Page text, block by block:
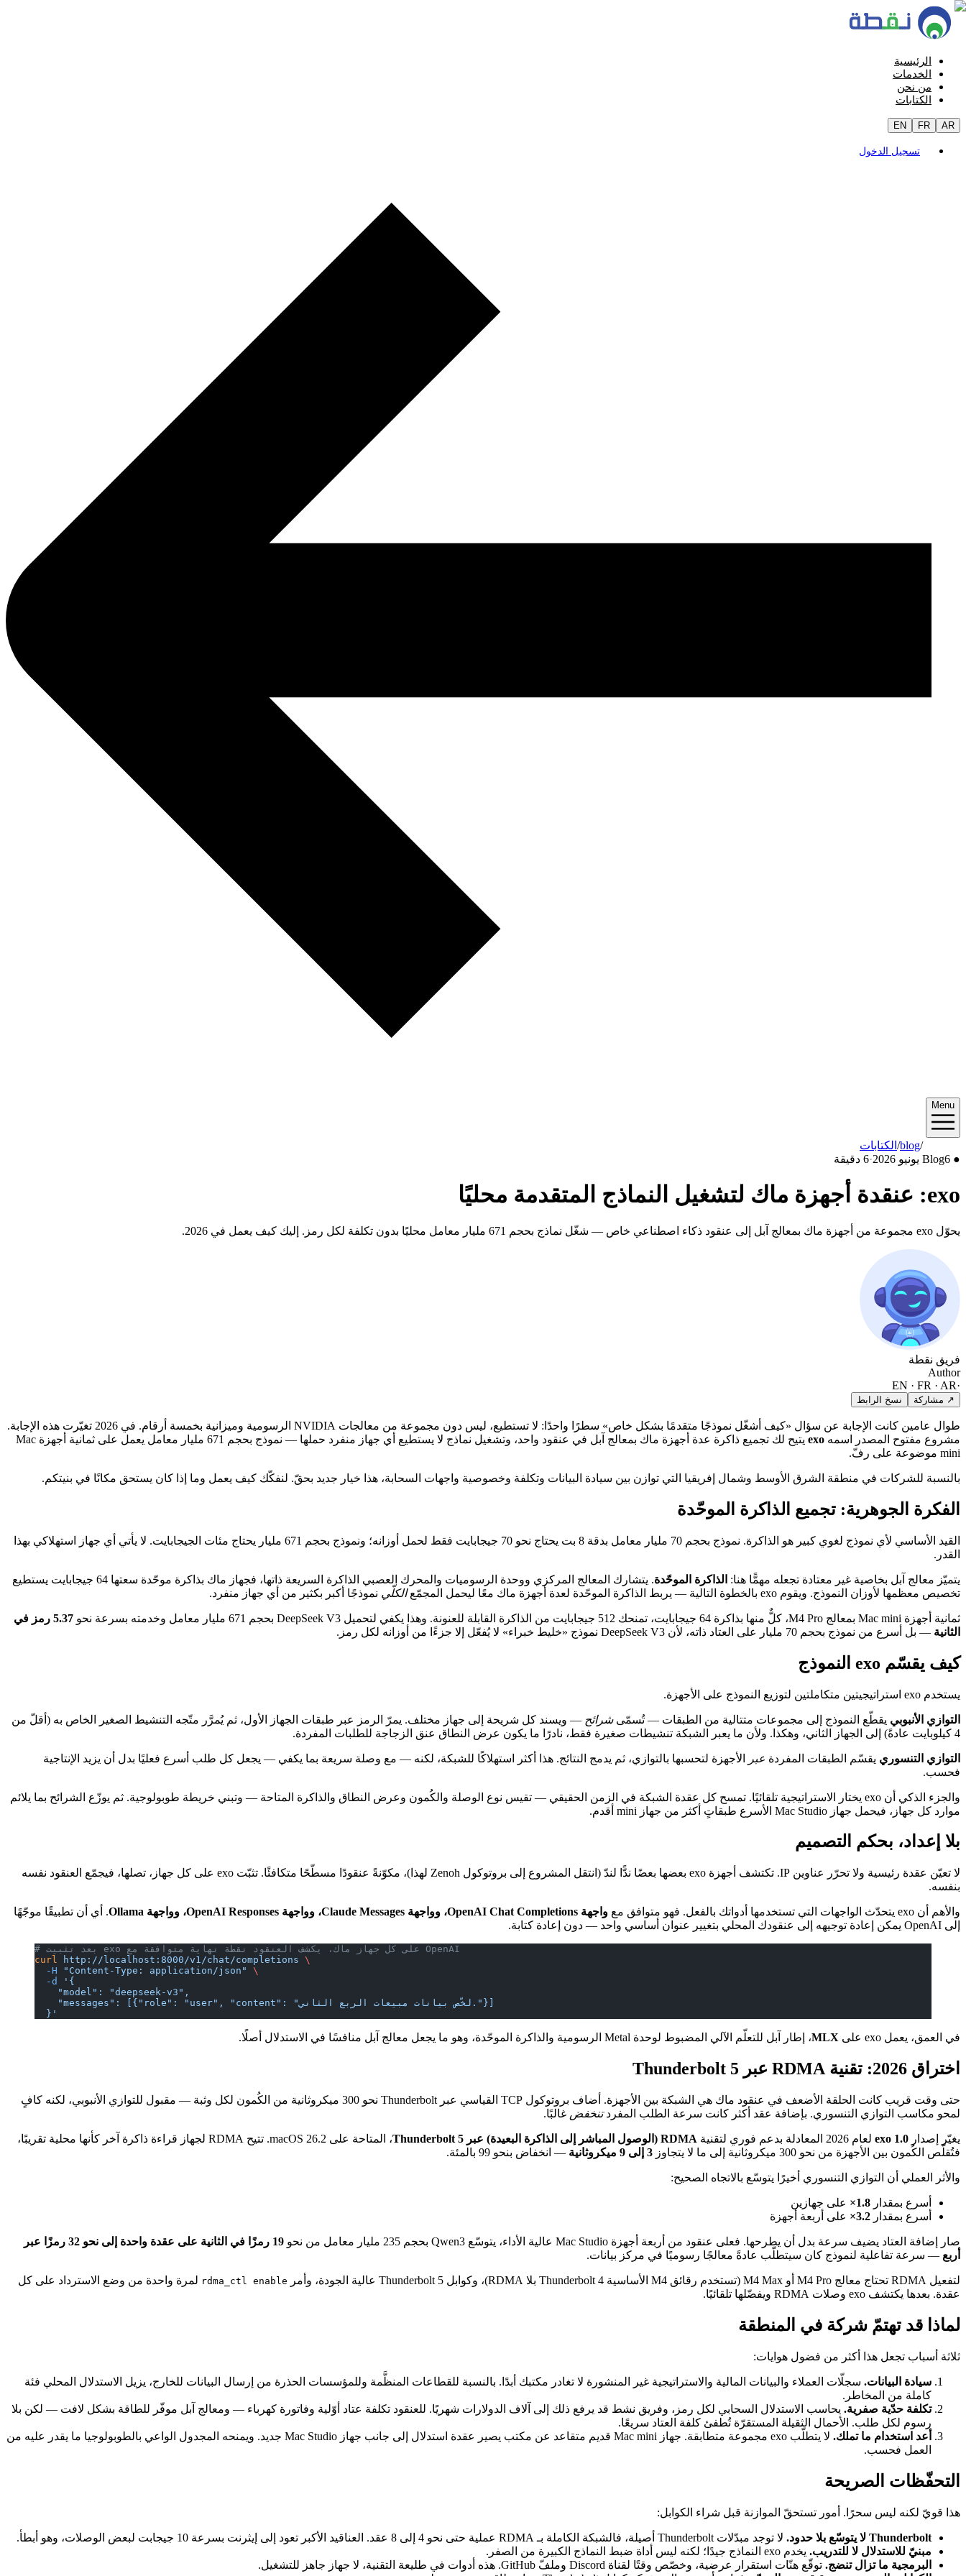
الرئيسية
الخدمات
من نحن
الكتابات
EN FR AR
تسجيل الدخول
Menu
الكتابات /blog/2026/06
●
Blog6 يونيو 2026 ·6 دقيقة
exo: عنقدة أجهزة ماك لتشغيل النماذج المتقدمة محليًا
يحوّل exo مجموعة من أجهزة ماك بمعالج آبل إلى عنقود ذكاء اصطناعي خاص — شغّل نماذج بحجم 671 مليار معامل محليًا بدون تكلفة لكل رمز. إليك كيف يعمل في 2026.
فريق نقطة
Author
·
EN · FR · AR
↗ مشاركة نسخ الرابط
طوال عامين كانت الإجابة عن سؤال «كيف أشغّل نموذجًا متقدمًا بشكل خاص» سطرًا واحدًا: لا تستطيع، ليس دون مجموعة من معالجات NVIDIA الرسومية وميزانية بخمسة أرقام. في 2026 تغيّرت هذه الإجابة.
مشروع مفتوح المصدر اسمه exo
يتيح لك تجميع ذاكرة عدة أجهزة ماك بمعالج آبل في عنقود واحد، وتشغيل نماذج لا يستطيع أي جهاز منفرد حملها — نموذج بحجم 671 مليار معامل يعمل على ثمانية أجهزة Mac
mini موضوعة على رفّ.
بالنسبة للشركات في منطقة الشرق الأوسط وشمال إفريقيا التي توازن بين سيادة البيانات وتكلفة وخصوصية واجهات السحابة، هذا خيار جديد بحقّ. لنفكّك كيف يعمل وما إذا كان يستحق مكانًا في بنيتكم.
الفكرة الجوهرية: تجميع الذاكرة الموحّدة
القيد الأساسي لأي نموذج لغوي كبير هو الذاكرة. نموذج بحجم 70 مليار معامل بدقة 8 بت يحتاج نحو 70 جيجابايت فقط لحمل أوزانه؛ ونموذج بحجم 671 مليار يحتاج مئات الجيجابايت. لا يأتي أي جهاز استهلاكي بهذا
القدر.
يتميّز معالج آبل بخاصية غير معتادة تجعله مهمًّا هنا: الذاكرة الموحّدة
. يتشارك المعالج المركزي ووحدة الرسوميات والمحرك العصبي الذاكرة السريعة ذاتها، فجهاز ماك بذاكرة موحّدة سعتها 64 جيجابايت يستطيع
تخصيص معظمها لأوزان النموذج. ويقوم exo بالخطوة التالية — يربط الذاكرة الموحّدة لعدة أجهزة ماك معًا ليحمل المجمّع
الكلّي نموذجًا أكبر بكثير من أي جهاز منفرد.
ثمانية أجهزة Mac mini بمعالج M4 Pro، كلٌّ منها بذاكرة 64 جيجابايت، تمنحك 512 جيجابايت من الذاكرة القابلة للعنونة. وهذا يكفي لتحميل DeepSeek V3 بحجم 671 مليار معامل وخدمته بسرعة نحو
5.37 رمز في
الثانية — بل أسرع من نموذج بحجم 70 مليار على العتاد ذاته، لأن DeepSeek V3 نموذج «خليط خبراء» لا يُفعّل إلا جزءًا من أوزانه لكل رمز.
كيف يقسّم exo النموذج
يستخدم exo استراتيجيتين متكاملتين لتوزيع النموذج على الأجهزة.
التوازي الأنبوبي يقطّع النموذج إلى مجموعات متتالية من الطبقات — تُسمّىشرائح — ويسند كل شريحة إلى جهاز مختلف. يمرّ الرمز عبر طبقات الجهاز الأول، ثم يُمرَّر متّجه التنشيط الصغير الخاص به (أقلّ من
4 كيلوبايت عادةً) إلى الجهاز الثاني، وهكذا. ولأن ما يعبر الشبكة تنشيطات صغيرة فقط، نادرًا ما يكون عرض النطاق عنق الزجاجة للطلبات المفردة.
التوازي التنسوري يقسّم الطبقات المفردة عبر
الأجهزة لتحسبها بالتوازي، ثم يدمج النتائج. هذا أكثر استهلاكًا للشبكة، لكنه — مع وصلة سريعة بما يكفي — يجعل كل طلب أسرع فعليًا بدل أن يزيد الإنتاجية
فحسب.
والجزء الذكي أن exo يختار الاستراتيجية تلقائيًا. تمسح كل عقدة الشبكة في الزمن الحقيقي — تقيس نوع الوصلة والكُمون وعرض النطاق والذاكرة المتاحة — وتبني خريطة طوبولوجية. ثم يوزّع الشرائح بما يلائم
موارد كل جهاز، فيحمل جهاز Mac Studio الأسرع طبقاتٍ أكثر من جهاز mini أقدم.
بلا إعداد، بحكم التصميم
لا تعيّن عقدة رئيسية ولا تحرّر عناوين IP. تكتشف أجهزة exo بعضها بعضًا ندًّا لندّ (انتقل المشروع إلى بروتوكول Zenoh لهذا)، مكوّنةً عنقودًا مسطّحًا متكافئًا. تثبّت exo على كل جهاز، تصلها، فيجمّع العنقود نفسه
بنفسه.
والأهم أن exo يتحدّث الواجهات التي تستخدمها أدواتك بالفعل. فهو متوافق مع واجهة OpenAI Chat Completions، وواجهة Claude Messages، وواجهة OpenAI Responses، وواجهة Ollama
. أي أن تطبيقًا موجّهًا
إلى OpenAI يمكن إعادة توجيهه إلى عنقودك المحلي بتغيير عنوان أساسي واحد — دون إعادة كتابة.
# بعد تثبيت exo على كل جهاز ماك، يكشف العنقود نقطة نهاية متوافقة مع OpenAI
curl http://localhost:8000/v1/chat/completions \
  -H
"Content-Type: application/json"
\
  -d
'{
    "model": "deepseek-v3",
    "messages": [{"role": "user", "content": "لخّص بيانات مبيعات الربع الثاني."}]
  }'
في العمق، يعمل exo على MLX، إطار آبل للتعلّم الآلي المضبوط لوحدة Metal الرسومية والذاكرة الموحّدة، وهو ما يجعل معالج آبل منافسًا في الاستدلال أصلًا.
اختراق 2026: تقنية RDMA عبر Thunderbolt 5
حتى وقت قريب كانت الحلقة الأضعف في عنقود ماك هي الشبكة بين الأجهزة. أضاف بروتوكول TCP القياسي عبر Thunderbolt نحو 300 ميكروثانية من الكُمون لكل وثبة — مقبول للتوازي الأنبوبي، لكنه كافٍ
لمحو مكاسب التوازي التنسوري. بإضافة عقد أكثر كانت سرعة الطلب المفردتنخفض غالبًا.
يغيّر إصدار exo 1.0 لعام 2026 المعادلة بدعم فوري لتقنية RDMA (الوصول المباشر إلى الذاكرة البعيدة) عبر Thunderbolt 5
، المتاحة على macOS 26.2. تتيح RDMA لجهاز قراءة ذاكرة آخر كأنها محلية تقريبًا،
فتُقلّص الكُمون بين الأجهزة من نحو 300 ميكروثانية إلى ما لا يتجاوز
3 إلى 9 ميكروثانية — انخفاض بنحو 99 بالمئة.
والأثر العملي أن التوازي التنسوري أخيرًا يتوسّع بالاتجاه الصحيح:
أسرع بمقدار 1.8×
على جهازين
أسرع بمقدار 3.2× على أربعة أجهزة
صار إضافة العتاد يضيف سرعة بدل أن يطرحها. فعلى عنقود من أربعة أجهزة Mac Studio عالية الأداء، يتوسّع Qwen3 بحجم 235 مليار معامل من نحو
19 رمزًا في الثانية على عقدة واحدة إلى نحو 32 رمزًا عبر
أربع — سرعة تفاعلية لنموذج كان سيتطلّب عادةً معالجًا رسوميًا في مركز بيانات.
لتفعيل RDMA تحتاج معالج M4 Pro أو M4 Max (تستخدم رقائق M4 الأساسية Thunderbolt 4 بلا RDMA)، وكوابل Thunderbolt 5 عالية الجودة، وأمر rdma_ctl enable لمرة واحدة من وضع الاسترداد على كل
عقدة. بعدها يكتشف exo وصلات RDMA ويفضّلها تلقائيًا.
لماذا قد تهتمّ شركة في المنطقة
ثلاثة أسباب تجعل هذا أكثر من فضول هوايات:
سيادة البيانات. سجلّات العملاء والبيانات المالية والاستراتيجية غير المنشورة لا تغادر مكتبك أبدًا. بالنسبة للقطاعات المنظَّمة وللمؤسسات الحذرة من إرسال البيانات للخارج، يزيل الاستدلال المحلي فئة
كاملة من المخاطر.
تكلفة حدّية صفرية. يحاسب الاستدلال السحابي لكل رمز، وفريق نشط قد يرفع ذلك إلى آلاف الدولارات شهريًا. للعنقود تكلفة عتاد أوّلية وفاتورة كهرباء — ومعالج آبل موفّر للطاقة بشكل لافت — لكن بلا
رسوم لكل طلب. الأحمال الثقيلة المستقرّة تُطفئ كلفة العتاد سريعًا.
أعد استخدام ما تملك.
لا يتطلّب exo مجموعة متطابقة. جهاز Mac mini قديم متقاعد عن مكتب يصير عقدة استدلال إلى جانب جهاز Mac Studio جديد. ويمنحه المجدول الواعي بالطوبولوجيا ما يقدر عليه من
العمل فحسب.
التحفّظات الصريحة
هذا قويّ لكنه ليس سحرًا. أمور تستحقّ الموازنة قبل شراء الكوابل:
Thunderbolt لا يتوسّع بلا حدود.
لا توجد مبدّلات Thunderbolt أصيلة، فالشبكة الكاملة بـ RDMA عملية حتى نحو 4 إلى 8 عقد. العناقيد الأكبر تعود إلى إيثرنت بسرعة 10 جيجابت لبعض الوصلات، وهو أبطأ.
مبنيّ للاستدلال لا للتدريب. يخدم exo النماذج جيدًا؛ لكنه ليس أداة ضبط النماذج الكبيرة من الصفر.
البرمجية ما تزال تنضج. توقّع هنّات استقرار عرضية، وخصّص وقتًا لقناة Discord وملفّ GitHub. هذه أدوات في طليعة التقنية، لا جهاز جاهز للتشغيل.